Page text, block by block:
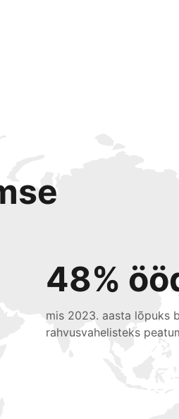
48%
mis 2023. aasta lõpuks
rahvusvahelisteks